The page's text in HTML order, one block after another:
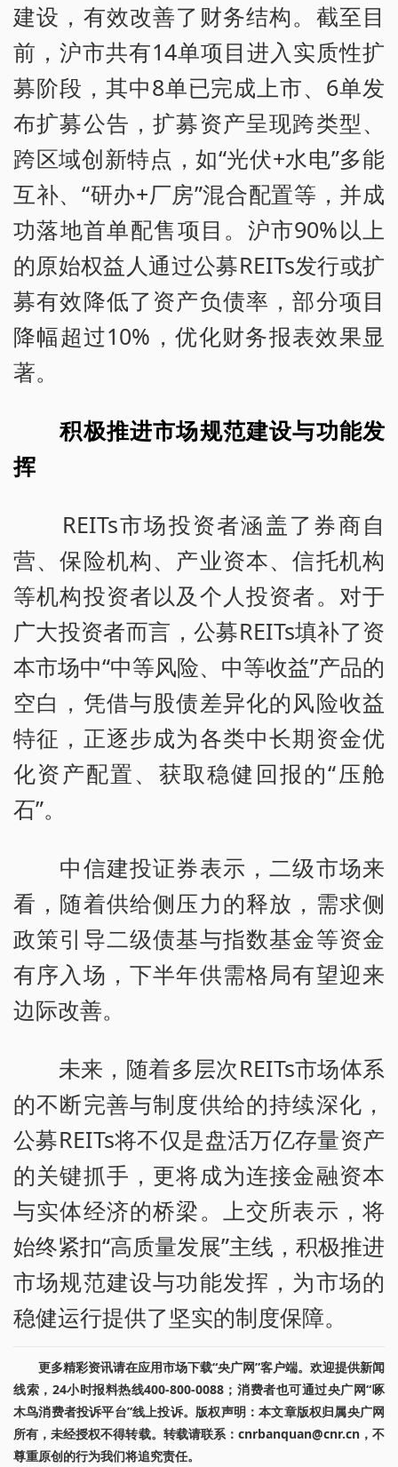
建设，有效改善了财务结构。截至目
前，沪市共有14单项目进入实质性扩
募阶段，其中8单已完成上市、6单发
布扩募公告，扩募资产呈现跨类型、
跨区域创新特点，如“光伏+水电”多能
互补、“研办+厂房”混合配置等，并成
功落地首单配售项目。沪市90%以上
的原始权益人通过公募REITs发行或扩
募有效降低了资产负债率，部分项目
降幅超过10%，优化财务报表效果显
著。
积极推进市场规范建设与功能发
挥
REITs市场投资者涵盖了券商自
营、保险机构、产业资本、信托机构
等机构投资者以及个人投资者。对于
广大投资者而言，公募REITs填补了资
本市场中“中等风险、中等收益”产品的
空白，凭借与股债差异化的风险收益
特征，正逐步成为各类中长期资金优
化资产配置、获取稳健回报的“压舱
石”。
中信建投证券表示，二级市场来
看，随着供给侧压力的释放，需求侧
政策引导二级债基与指数基金等资金
有序入场，下半年供需格局有望迎来
边际改善。
未来，随着多层次REITs市场体系
的不断完善与制度供给的持续深化，
公募REITs将不仅是盘活万亿存量资产
的关键抓手，更将成为连接金融资本
与实体经济的桥梁。上交所表示，将
始终紧扣“高质量发展”主线，积极推进
市场规范建设与功能发挥，为市场的
稳健运行提供了坚实的制度保障。
更多精彩资讯请在应用市场下载“央广网”客户端。欢迎提供新闻
线索，24小时报料热线400-800-0088；消费者也可通过央广网“啄
木鸟消费者投诉平台”线上投诉。版权声明：本文章版权归属央广网
所有，未经授权不得转载。转载请联系：cnrbanquan@cnr.cn，不
尊重原创的行为我们将追究责任。